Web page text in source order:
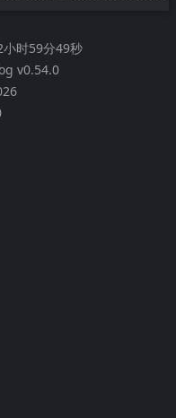
小时59分49秒
v0.54.0